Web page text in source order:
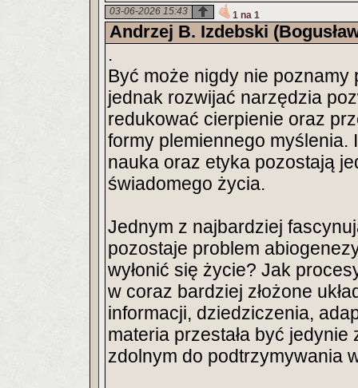
03-06-2026 15:43 1 na 1
Andrzej B. Izdebski
.
Być może nigdy nie poznamy
jednak rozwijać narzędzia
redukować cierpienie oraz
formy plemiennego myślenia.
nauka oraz etyka pozostają
świadomego życia.
Jednym z najbardziej
pozostaje problem
wyłonić się życie? Jak
w coraz bardziej złożone
informacji, dziedziczenia,
materia przestała być
zdolnym do podtrzymywania